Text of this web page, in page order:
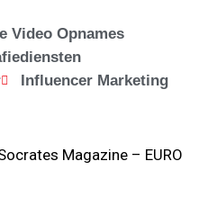
Video Opnames
Influencer Marketing
Magazine – EURO